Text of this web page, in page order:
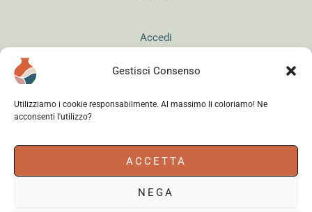
Gestisci Consenso
Utilizziamo i cookie responsabilmente. Al massimo li coloriamo! Ne
acconsenti l'utilizzo?
ACCETTA
NEGA
Accedi